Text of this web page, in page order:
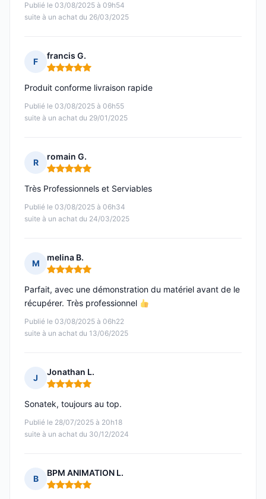
Publié le 03/08/2025 à 09h54
suite à un achat du 26/03/2025
F
francis G.
Note : 5 sur 5
Publié le 03/08/2025 à 06h55
suite à un achat du 29/01/2025
Produit conforme livraison rapide
R
romain G.
Note : 5 sur 5
Publié le 03/08/2025 à 06h34
suite à un achat du 24/03/2025
Très Professionnels et Serviables
M
melina B.
Note : 5 sur 5
Publié le 03/08/2025 à 06h22
suite à un achat du 13/06/2025
Parfait, avec une démonstration du matériel avant de le
récupérer. Très professionnel
J
Jonathan L.
Note : 5 sur 5
Publié le 28/07/2025 à 20h18
suite à un achat du 30/12/2024
Sonatek, toujours au top.
B
BPM ANIMATION L.
Note : 5 sur 5